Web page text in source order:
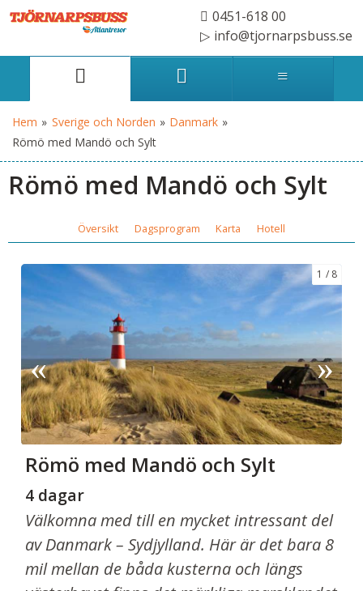
0451-618 00
info@tjornarpsbuss.se
Hem » Sverige och Norden » Danmark »
Römö med Mandö och Sylt
Römö med Mandö och Sylt
Översikt Dagsprogram Karta Hotell
1 8
Römö med Mandö och Sylt
4 dagar
Välkomna med till en mycket intressant del
av Danmark – Sydjylland. Här är det bara 8
mil mellan de båda kusterna och längs